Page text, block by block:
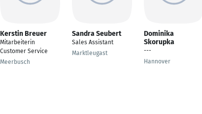
Kerstin Breuer
Mitarbeiterin
Customer Service
Meerbusch
Sandra Seubert
Sales Assistant
Marktleugast
Dominika
Skorupka
---
Hannover